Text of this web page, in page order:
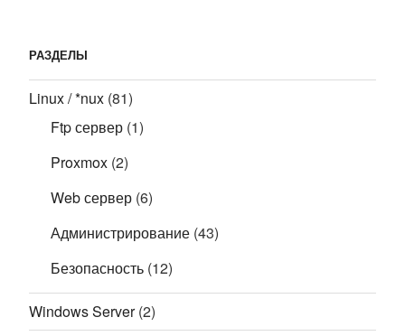
РАЗДЕЛЫ
Linux / *nux (81)
Ftp сервер (1)
Proxmox (2)
Web сервер (6)
Администрирование (43)
Безопасность (12)
Windows Server(2)